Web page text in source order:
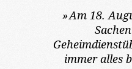
»Am 18.
immer alles